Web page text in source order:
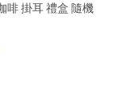
啡 掛耳 禮盒 隨機